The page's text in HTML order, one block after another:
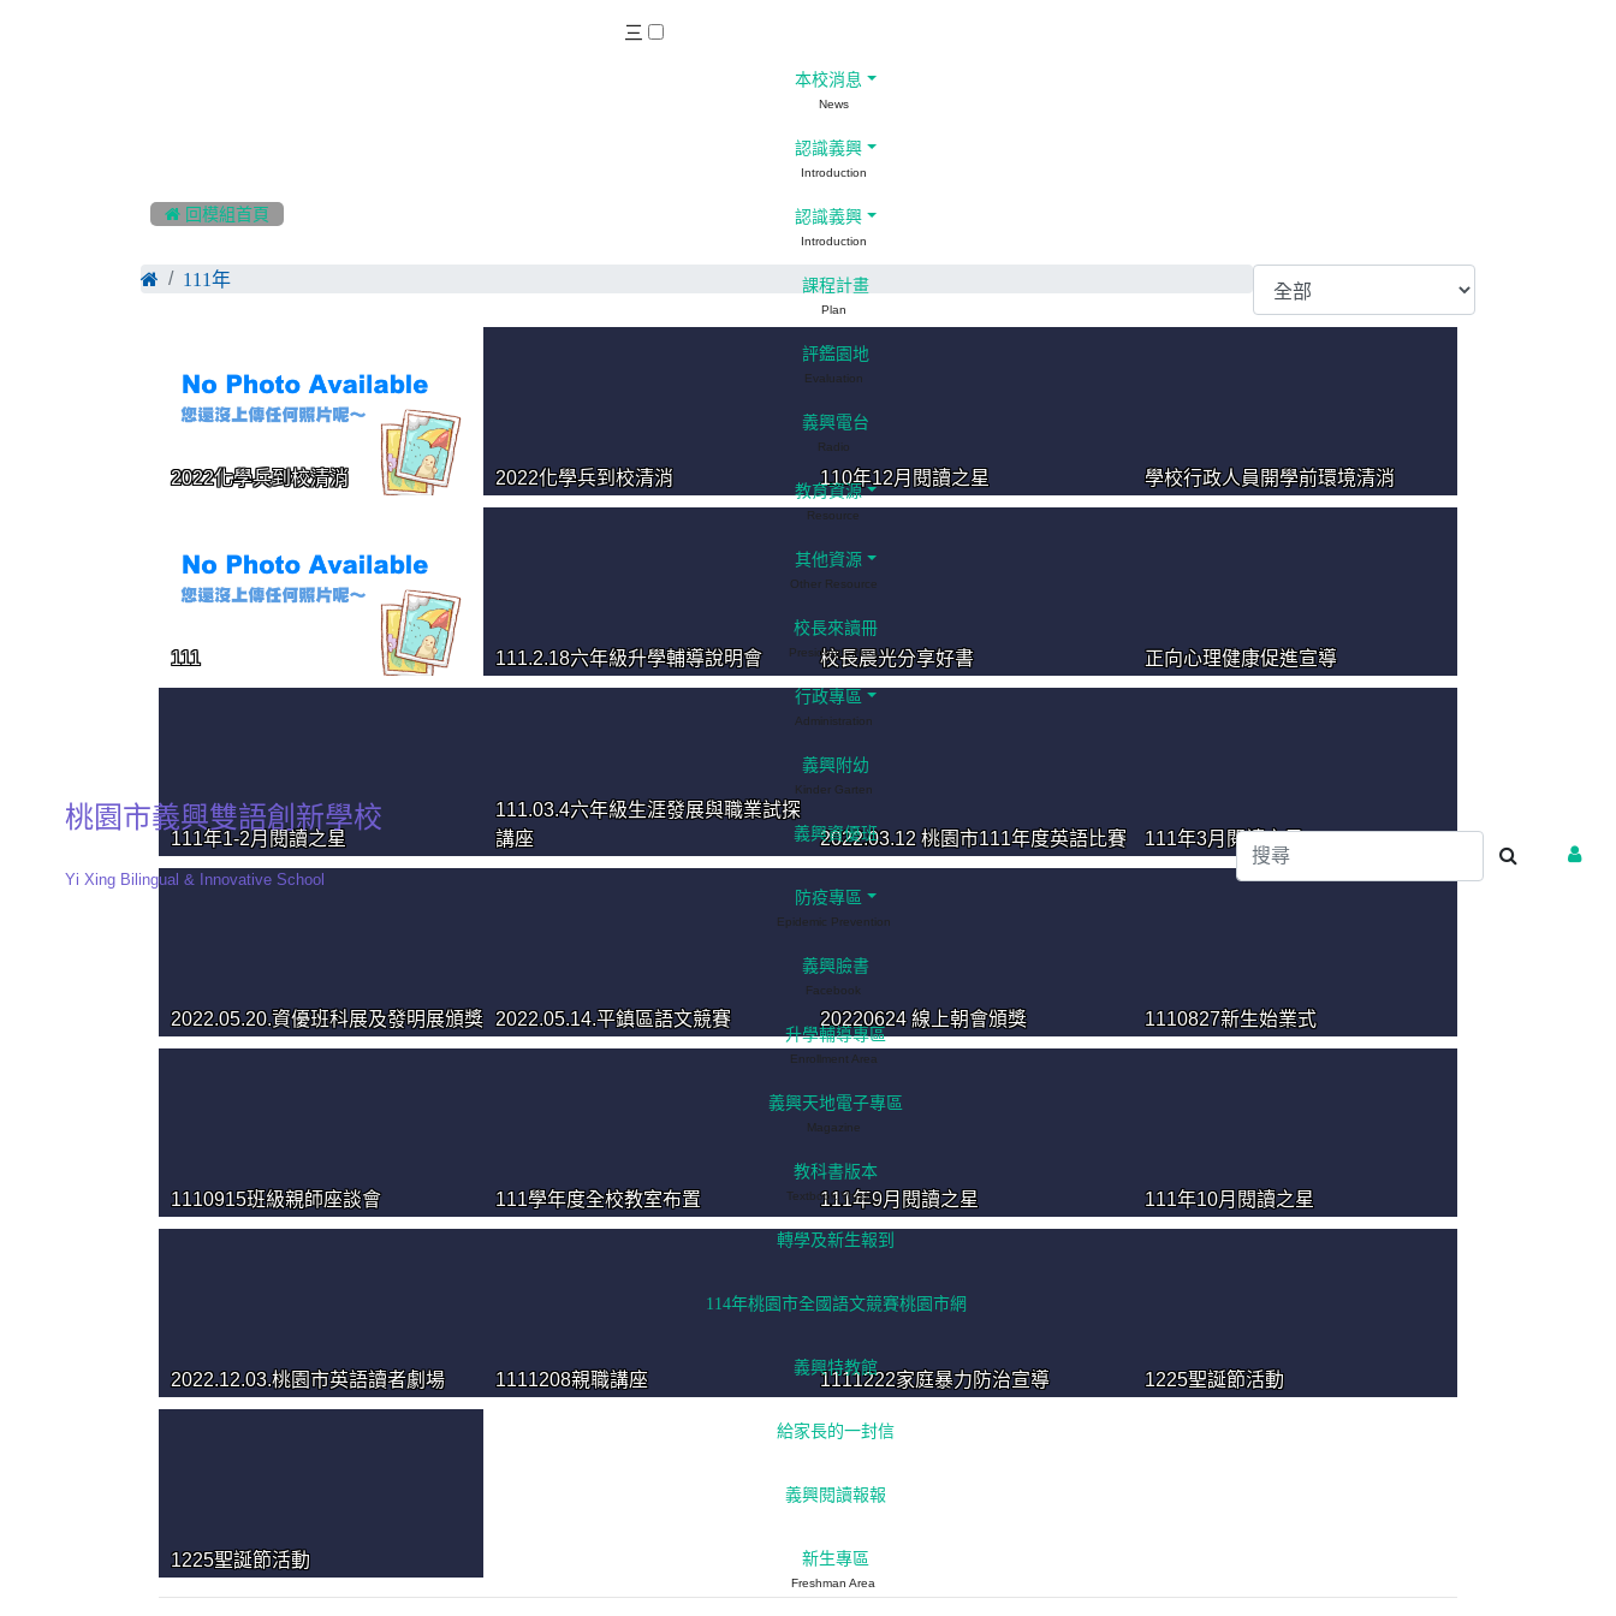
 回模組首頁
111年
2022化學兵到校清消 2022化學兵到校清消 110年12月閱讀之星 學校行政人員開學前環境清消
111 111.2.18六年級升學輔導說明會 校長晨光分享好書 正向心理健康促進宣導
111年1-2月閱讀之星
111.03.4六年級生涯發展與職業試探
講座
2022.03.12 桃園市111年度英語比賽 111年3月閱讀之星
2022.05.20.資優班科展及發明展頒獎 2022.05.14.平鎮區語文競賽 20220624 線上朝會頒獎 1110827新生始業式
1110915班級親師座談會 111學年度全校教室布置 111年9月閱讀之星 111年10月閱讀之星
2022.12.03.桃園市英語讀者劇場 1111208親職講座 1111222家庭暴力防治宣導 1225聖誕節活動
1225聖誕節活動
桃園市義興雙語創新學校
Yi Xing Bilingual & Innovative School
三
本校消息
News
認識義興
Introduction
認識義興
Introduction
課程計畫
Plan
評鑑園地
Evaluation
義興電台
Radio
教育資源
Resource
其他資源
Other Resource
校長來讀冊
President's Area
行政專區
Administration
義興附幼
Kinder Garten
義興資優班
防疫專區
Epidemic Prevention
義興臉書
Facebook
升學輔導專區
Enrollment Area
義興天地電子專區
Magazine
教科書版本
Textbook Version
轉學及新生報到
114年桃園市全國語文競賽桃園市網
義興特教館
給家長的一封信
義興閱讀報報
新生專區
Freshman Area